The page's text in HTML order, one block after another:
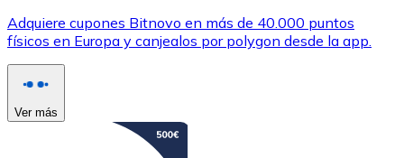
Adquiere cupones Bitnovo en más de 40.000 puntos
físicos en Europa y canjealos por polygon desde la app.
Ver más